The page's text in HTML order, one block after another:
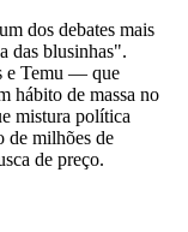
dos debates mais
das blusinhas".
e Temu — que
hábito de massa no
mistura política
de milhões de
de preço.